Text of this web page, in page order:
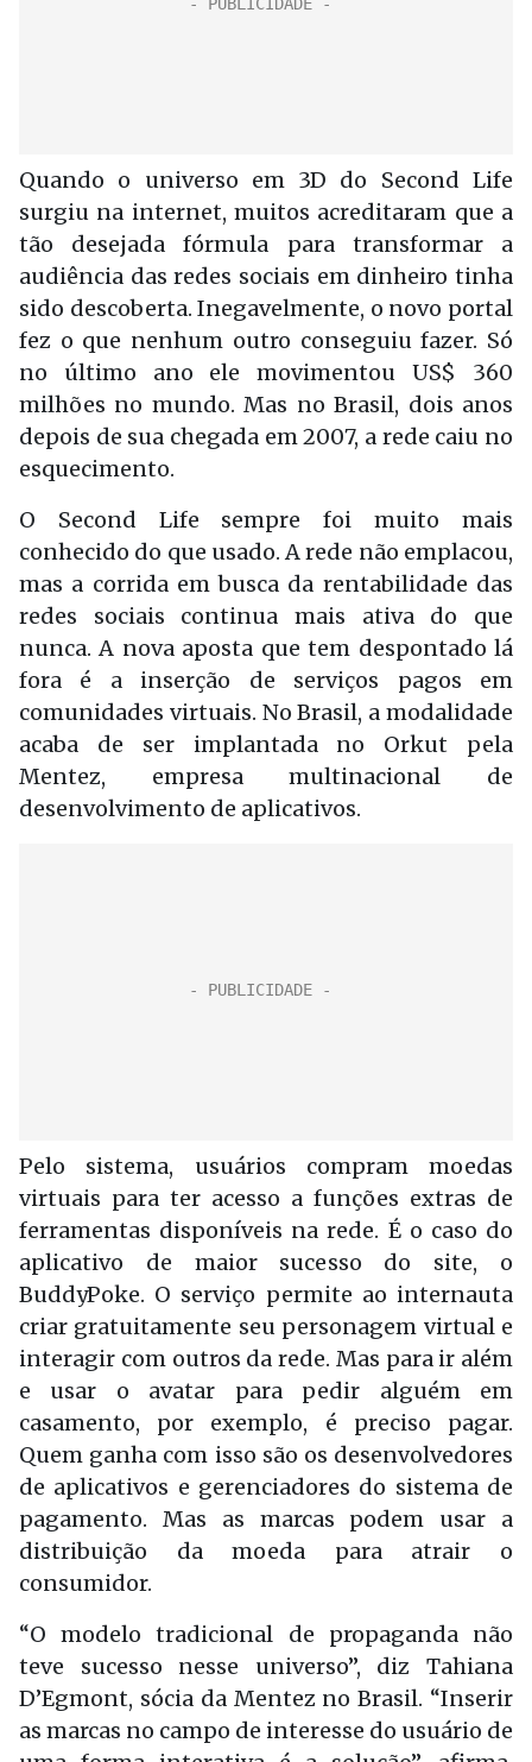
Quando o universo em 3D do Second Life
surgiu na internet, muitos acreditaram que a
tão desejada fórmula para transformar a
audiência das redes sociais em dinheiro tinha
sido descoberta. Inegavelmente, o novo portal
fez o que nenhum outro conseguiu fazer. Só
no último ano ele movimentou US$ 360
milhões no mundo. Mas no Brasil, dois anos
depois de sua chegada em 2007, a rede caiu no
esquecimento.
O Second Life sempre foi muito mais
conhecido do que usado. A rede não emplacou,
mas a corrida em busca da rentabilidade das
redes sociais continua mais ativa do que
nunca. A nova aposta que tem despontado lá
fora é a inserção de serviços pagos em
comunidades virtuais. No Brasil, a modalidade
acaba de ser implantada no Orkut pela
Mentez, empresa multinacional de
desenvolvimento de aplicativos.
Pelo sistema, usuários compram moedas
virtuais para ter acesso a funções extras de
ferramentas disponíveis na rede. É o caso do
aplicativo de maior sucesso do site, o
BuddyPoke. O serviço permite ao internauta
criar gratuitamente seu personagem virtual e
interagir com outros da rede. Mas para ir além
e usar o avatar para pedir alguém em
casamento, por exemplo, é preciso pagar.
Quem ganha com isso são os desenvolvedores
de aplicativos e gerenciadores do sistema de
pagamento. Mas as marcas podem usar a
distribuição da moeda para atrair o
consumidor.
“O modelo tradicional de propaganda não
teve sucesso nesse universo”, diz Tahiana
D’Egmont, sócia da Mentez no Brasil. “Inserir
as marcas no campo de interesse do usuário de